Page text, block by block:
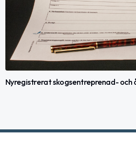
Nyregistrerat skogsentreprenad- och